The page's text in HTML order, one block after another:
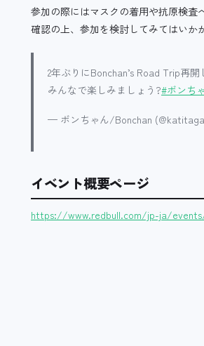
参加の際にはマスクの着用や抗原検査
確認の上、参加を検討してみてはいか
2年ぶりにBonchan’s Road Trip再
みんなで楽しみましょう?#ボンち
— ボンちゃん/Bonchan
イベント概要ページ
https://www.redbull.com/jp-ja/